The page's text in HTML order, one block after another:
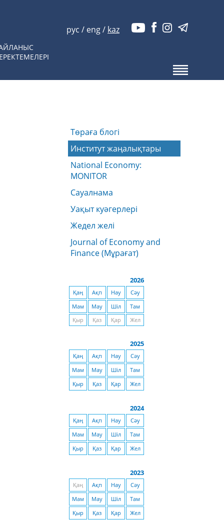
рус / eng/ kaz
Төраға блогі
Институт жаңалықтары
National Economy:
MONITOR
Сауалнама
Уақыт куәгерлері
Жедел желі
Journal of Economy and
Finance (Мұрағат)
2026
Қаң Ақп Нау
Сәу
Мам
Мау Шіл
Там
Қыр
Қаз Қар Жел
2025
Қаң Ақп Нау
Сәу
Мам
Мау Шіл
Там
Қыр
Қаз Қар Жел
2024
Қаң Ақп Нау
Сәу
Мам
Мау Шіл
Там
Қыр
Қаз Қар Жел
2023
Қаң Ақп Нау
Сәу
Мам
Мау Шіл
Там
Қыр
Қаз Қар Жел